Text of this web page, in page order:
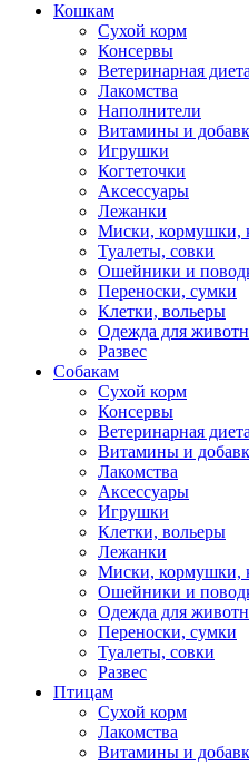
Кошкам
Сухой корм
Консервы
Ветеринарная диета
Лакомства
Наполнители
Витамины и
Игрушки
Когтеточки
Аксессуары
Лежанки
Миски, кормушки,
Туалеты, совки
Ошейники и
Переноски, сумки
Клетки, вольеры
Одежда для
Развес
Собакам
Сухой корм
Консервы
Ветеринарная диета
Витамины и
Лакомства
Аксессуары
Игрушки
Клетки, вольеры
Лежанки
Миски, кормушки,
Ошейники и
Одежда для
Переноски, сумки
Туалеты, совки
Развес
Птицам
Сухой корм
Лакомства
Витамины и